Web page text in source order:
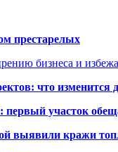
престарелых
бизнеса и
что изменится
участок
выявили кражи